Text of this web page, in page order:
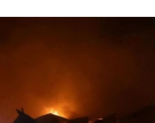
100% aos cinco
de petróleo e gás.